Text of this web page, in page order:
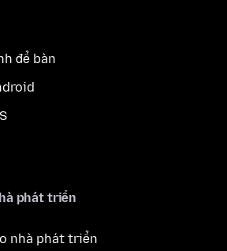
để bàn
phát triển
nhà phát triển